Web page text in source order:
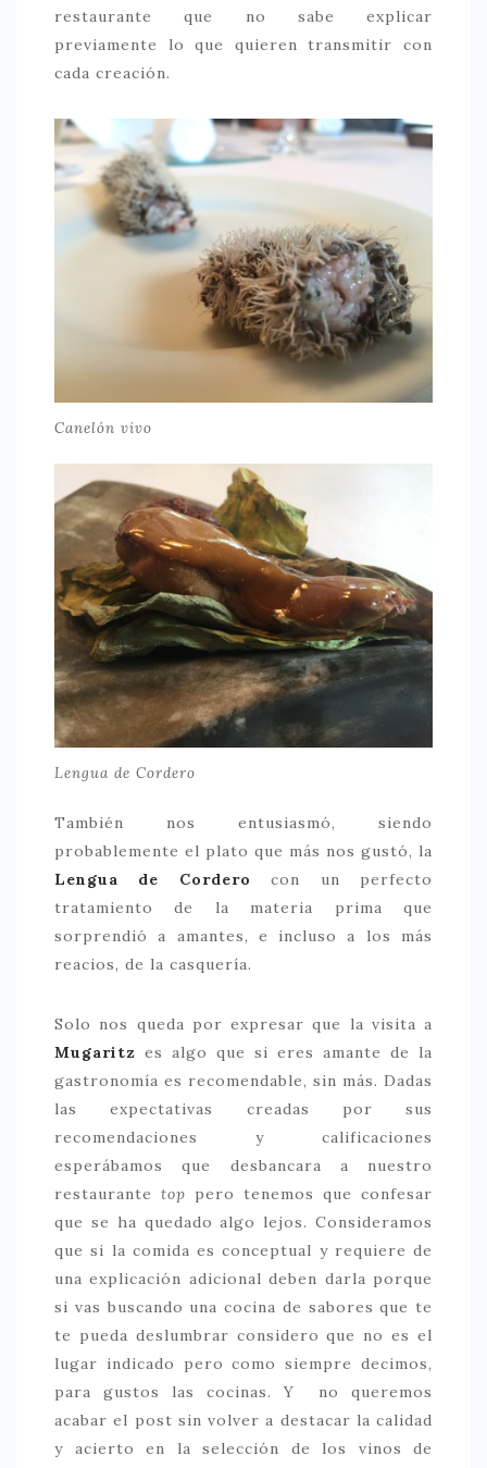
restaurante que no sabe explicar
previamente lo que quieren transmitir con
cada creación.
Canelón vivo
Lengua de Cordero
También nos entusiasmó, siendo
probablemente el plato que más nos gustó, la
Lengua de Cordero
con un perfecto
tratamiento de la materia prima que
sorprendió a amantes, e incluso a los más
reacios, de la casquería.
Solo nos queda por expresar que la visita a
Mugaritz es algo que si eres amante de la
gastronomía es recomendable, sin más. Dadas
las expectativas creadas por sus
recomendaciones y calificaciones
esperábamos que desbancara a nuestro
restaurante top pero tenemos que confesar
que se ha quedado algo lejos. Consideramos
que si la comida es conceptual y requiere de
una explicación adicional deben darla porque
si vas buscando una cocina de sabores que te
te pueda deslumbrar considero que no es el
lugar indicado pero como siempre decimos,
para gustos las cocinas. Y no queremos
acabar el post sin volver a destacar la calidad
y acierto en la selección de los vinos de